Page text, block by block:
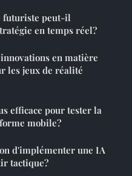
futuriste peut-il
en temps réel?
en matière
les jeux de réalité
efficace pour tester la
mobile?
d'implémenter une IA
tactique?